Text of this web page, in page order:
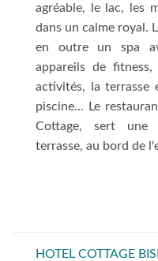
agréable, le lac, les
dans un calme royal.
en outre un spa
appareils de
activités, la terrasse
piscine... Le
Cottage, sert une
terrasse, au bord de
HOTEL COTTAGE